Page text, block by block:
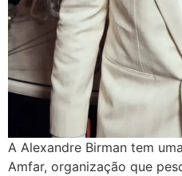
A Alexandre Birman tem
Amfar, organização que